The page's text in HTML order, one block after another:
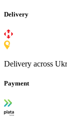
Delivery
Delivery across
Payment